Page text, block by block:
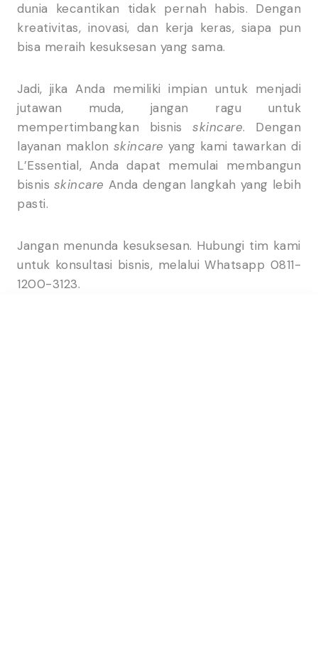
dunia kecantikan tidak pernah habis. Dengan
kreativitas, inovasi, dan kerja keras, siapa pun
bisa meraih kesuksesan yang sama.
Jadi, jika Anda memiliki impian untuk menjadi
jutawan muda, jangan ragu untuk
mempertimbangkan bisnis skincare. Dengan
layanan maklon skincare yang kami tawarkan di
L’Essential, Anda dapat memulai membangun
bisnis skincare Anda dengan langkah yang lebih
pasti.
Jangan menunda kesuksesan. Hubungi tim kami
untuk konsultasi bisnis, melalui Whatsapp 0811-
1200-3123.